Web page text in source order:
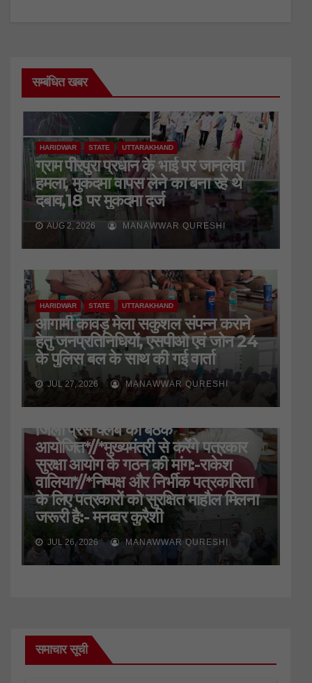
सम्बंधित खबर
HARIDWAR STATE UTTARAKHAND
ग्राम पीरपुरा प्रधान के भाई पर जानलेवा
हमला, मुकदमा वापस लेने का बना रहे थे
दबाव,18 पर मुकदमा दर्ज
AUG 2, 2026 MANAWWAR QURESHI
HARIDWAR STATE UTTARAKHAND
आगामी कावड़ मेला सकुशल संपन्न कराने
हेतु जनप्रतिनिधियों, एसपीओ एवं जोन 24
के पुलिस बल के साथ की गई वार्ता
JUL 27, 2026 MANAWWAR QURESHI
जिला प्रेस क्लब की बैठक
आयोजित*//*मुख्यमंत्री से करेंगे पत्रकार
सुरक्षा आयोग के गठन की मांग:-राकेश
वालिया*//*निष्पक्ष और निर्भीक पत्रकारिता
के लिए पत्रकारों को सुरक्षित माहौल मिलना
जरूरी है:- मनव्वर कुरैशी
JUL 26, 2026 MANAWWAR QURESHI
समाचार सूची